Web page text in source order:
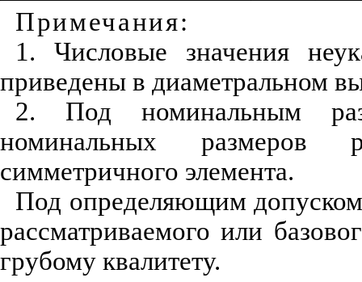
Примечания:
1. Числовые значения
приведены в диаметральном
2. Под номинальным
номинальных размеров
симметричного элемента.
Под определяющим допуско
рассматриваемого или
грубому квалитету.